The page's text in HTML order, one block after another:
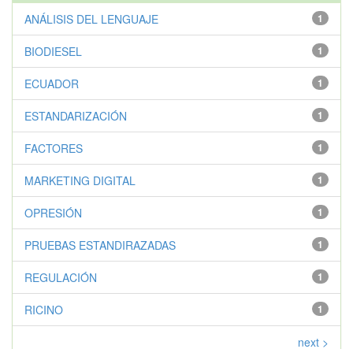
1
ANÁLISIS DEL LENGUAJE
1
BIODIESEL
1
ECUADOR
1
ESTANDARIZACIÓN
1
FACTORES
1
MARKETING DIGITAL
1
OPRESIÓN
1
PRUEBAS ESTANDIRAZADAS
1
REGULACIÓN
1
RICINO
next >